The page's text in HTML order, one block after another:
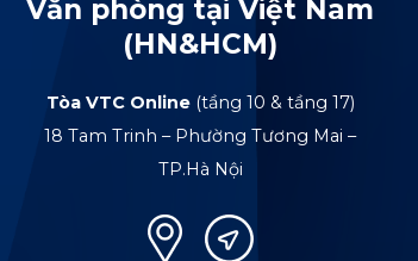
Văn phòng tại Việt Nam
(HN&HCM)
Tòa VTC Online(tầng 10 & tầng 17)
18 Tam Trinh – Phường Tương Mai –
TP.Hà Nội